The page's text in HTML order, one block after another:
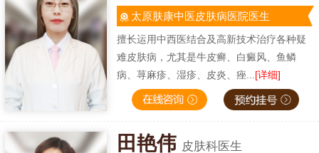
太原肤康中医皮肤病医院医生
擅长运用中西医结合及高新技术治疗各种疑
难皮肤病，尤其是牛皮癣、白癜风、鱼鳞
病、荨麻疹、湿疹、皮炎、痤... [详细]
田艳伟 皮肤科医生